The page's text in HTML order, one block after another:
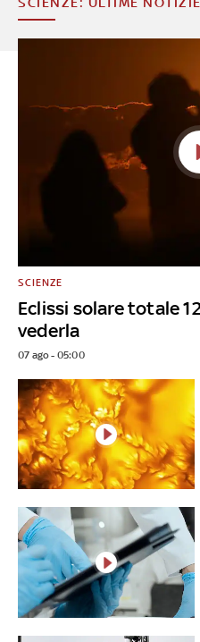
Eclissi solare totale
vederla
SCIENZE
07 ago - 05:00